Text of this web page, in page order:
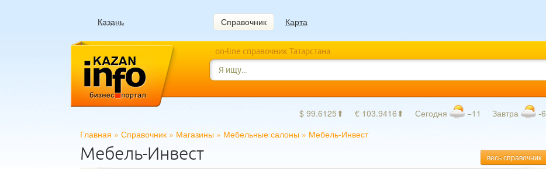
Казань Справочник Карта
on-line справочник Татарстана
$ 99.6125⬆ € 103.9416⬆ Сегодня −11 Завтра -6
Главная » Справочник » Магазины » Мебельные салоны » Мебель-Инвест
весь справочник
Мебель-Инвест